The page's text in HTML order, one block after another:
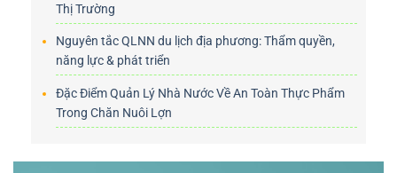
Thị Trường
Nguyên tắc QLNN du lịch địa phương: Thẩm quyền,
năng lực & phát triển
Đặc Điểm Quản Lý Nhà Nước Về An Toàn Thực Phẩm
Trong Chăn Nuôi Lợn